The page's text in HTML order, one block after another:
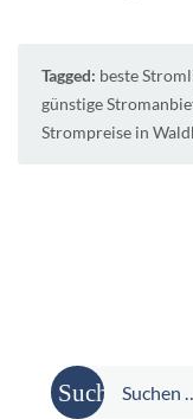
Tagged: beste
günstige
Strompreise in
Suche
nach: